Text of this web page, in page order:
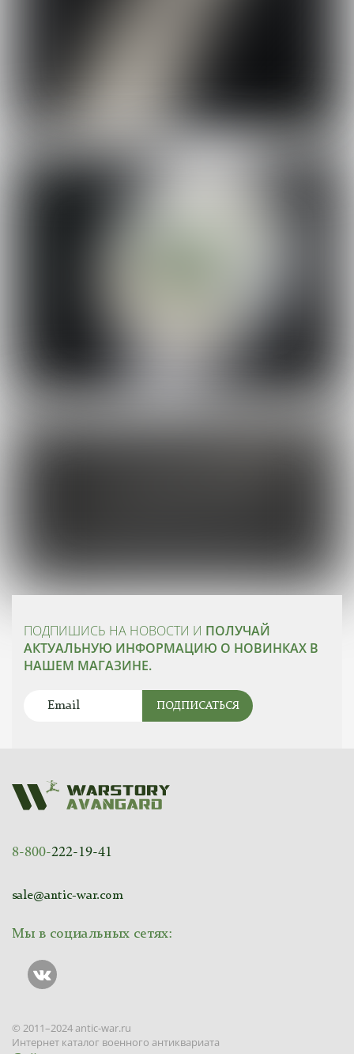
ПОДПИШИСЬ НА НОВОСТИ И ПОЛУЧАЙ
АКТУАЛЬНУЮ ИНФОРМАЦИЮ О НОВИНКАХ В
НАШЕМ МАГАЗИНЕ.
ПОДПИСАТЬСЯ
8-800-222-19-41
sale@antic-war.com
Мы в социальных сетях:
© 2011–2024 antic-war.ru
Интернет каталог военного антиквариата